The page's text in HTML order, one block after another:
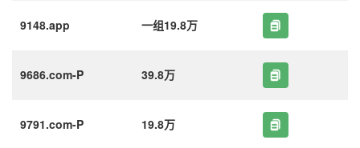
9148.app 一组19.8万
9686.com-P 39.8万
9791.com-P 19.8万